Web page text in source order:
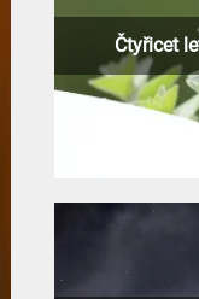
Čtyřicet